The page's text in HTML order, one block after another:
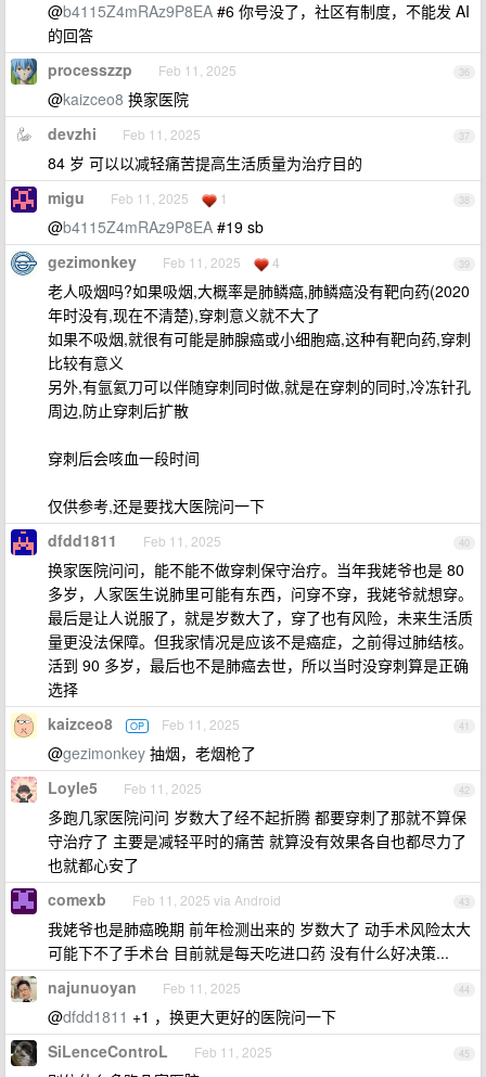
@b4115Z4mRAz9P8EA #6 你号没了，社区有制度，不能发 AI
的回答
36
processzzp Feb 11, 2025
@kaizceo8 换家医院
37
devzhi Feb 11, 2025
84 岁 可以以减轻痛苦提高生活质量为治疗目的
38
migu Feb 11, 2025 1
@b4115Z4mRAz9P8EA #19 sb
39
gezimonkey Feb 11, 2025 4
老人吸烟吗?如果吸烟,大概率是肺鳞癌,肺鳞癌没有靶向药(2020
年时没有,现在不清楚),穿刺意义就不大了
如果不吸烟,就很有可能是肺腺癌或小细胞癌,这种有靶向药,穿刺
比较有意义
另外,有氩氦刀可以伴随穿刺同时做,就是在穿刺的同时,冷冻针孔
周边,防止穿刺后扩散
穿刺后会咳血一段时间
仅供参考,还是要找大医院问一下
40
dfdd1811 Feb 11, 2025
换家医院问问，能不能不做穿刺保守治疗。当年我姥爷也是 80
多岁，人家医生说肺里可能有东西，问穿不穿，我姥爷就想穿。
最后是让人说服了，就是岁数大了，穿了也有风险，未来生活质
量更没法保障。但我家情况是应该不是癌症，之前得过肺结核。
活到 90 多岁，最后也不是肺癌去世，所以当时没穿刺算是正确
选择
41
kaizceo8 OP Feb 11, 2025
@gezimonkey 抽烟，老烟枪了
42
Loyle5 Feb 11, 2025
多跑几家医院问问 岁数大了经不起折腾 都要穿刺了那就不算保
守治疗了 主要是减轻平时的痛苦 就算没有效果各自也都尽力了
也就都心安了
43
comexb Feb 11, 2025 via Android
我姥爷也是肺癌晚期 前年检测出来的 岁数大了 动手术风险太大
可能下不了手术台 目前就是每天吃进口药 没有什么好决策...
44
najunuoyan Feb 11, 2025
@dfdd1811 +1 ，换更大更好的医院问一下
45
SiLenceControL Feb 11, 2025